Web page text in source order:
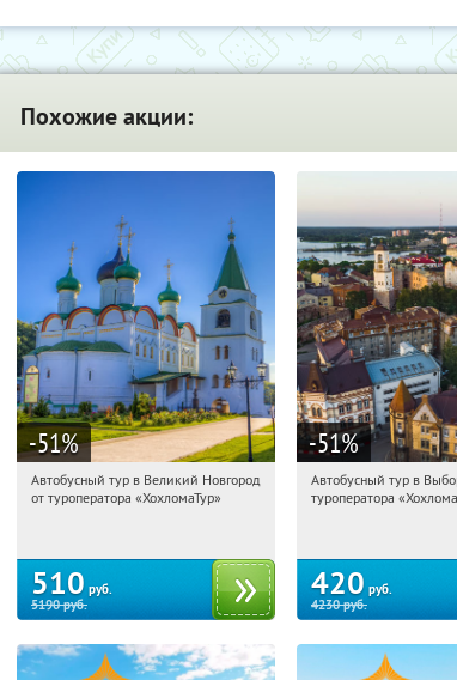
Похожие акции:
-51%
00:40:34 Купили:2
Автобусный тур в Великий Новгород
от туроператора «ХохломаТур»
510 руб.
5190руб.
-51%
00:40:34
Автобусный тур в
туроператора
420 руб.
4230руб.